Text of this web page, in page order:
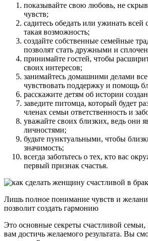
показывайте свою любовь, не
чувств;
садитесь обедать или ужинать всей
такая возможность;
создайте собственные семейные
позволят стать дружными и
принимайте гостей, чтобы
своих интересов;
занимайтесь домашними делами
чувствовать поддержку и помощь
расскажите детям об истории
заведите питомца, который будет
членах семьи ответственность и
уважайте своих близких, ведь они
личностями;
будьте пунктуальными, чтобы
значимость;
всегда заботьтесь о тех, кто вас
первый признак счастья.
Лишь полное понимание чувств и
позволит создать гармонию
Это основные секреты счастливой
вам достичь желаемого результата. Вы